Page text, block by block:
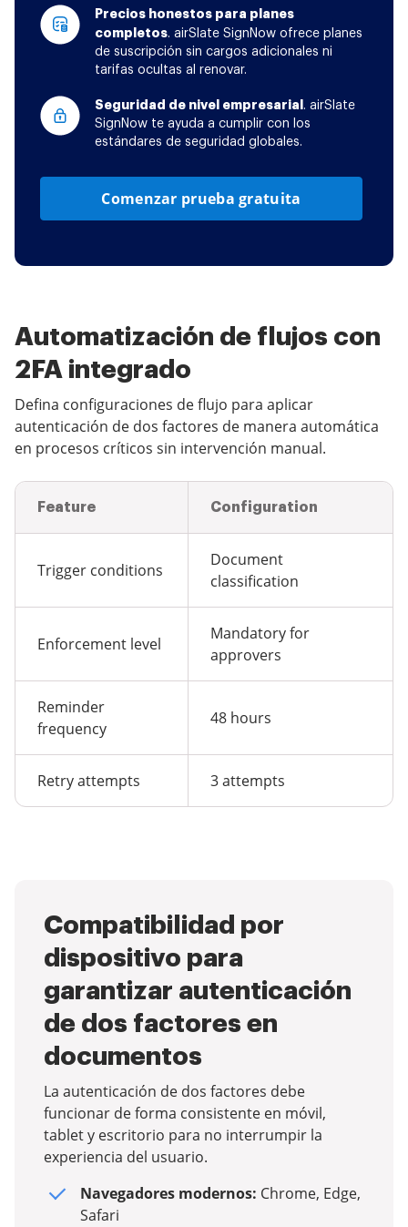
Precios honestos para planes
completos. airSlate SignNow ofrece planes
de suscripción sin cargos adicionales ni
tarifas ocultas al renovar.
Seguridad de nivel empresarial . airSlate
SignNow te ayuda a cumplir con los
estándares de seguridad globales.
Comenzar prueba gratuita
Automatización de flujos con
2FA integrado
Defina configuraciones de flujo para aplicar
autenticación de dos factores de manera automática
en procesos críticos sin intervención manual.
Feature Configuration
Trigger conditions
Document
classification
Enforcement level
Mandatory for
approvers
Reminder
frequency
48 hours
Retry attempts 3 attempts
Compatibilidad por
dispositivo para
garantizar autenticación
de dos factores en
documentos
La autenticación de dos factores debe
funcionar de forma consistente en móvil,
tablet y escritorio para no interrumpir la
experiencia del usuario.
Navegadores modernos: Chrome, Edge,
Safari